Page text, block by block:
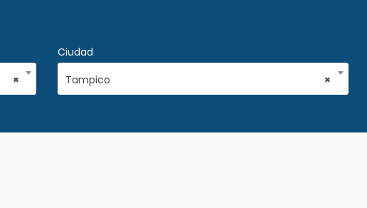
×
Ciudad
×
Tampico